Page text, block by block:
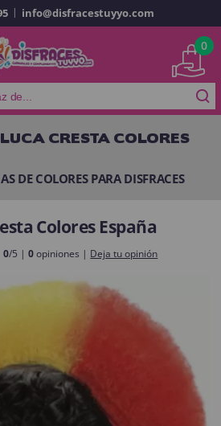
cliente
Es mi primera vez
nuevo
podrás realizar tus
tienda virtual, revisar el estado de tus
tus operaciones anteriores.
Te estabamos esperando.
CUENTA
| info@disfracestuyyo.com
0
CRESTA COLORES
DE COLORES PARA DISFRACES
Colores España
0/5 |0opiniones | Deja tu opinión